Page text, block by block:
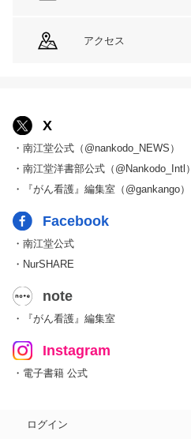
アクセス
X
・南江堂公式（@nankodo_NEWS）
・南江堂洋書部公式（@Nankodo_Intl）
・『がん看護』編集室（@gankango）
Facebook
・南江堂公式
・NurSHARE
note
・『がん看護』編集室
Instagram
・電子書籍 公式
ログイン